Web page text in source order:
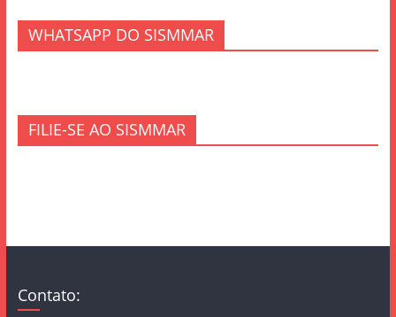
WHATSAPP DO SISMMAR
FILIE-SE AO SISMMAR
Contato: